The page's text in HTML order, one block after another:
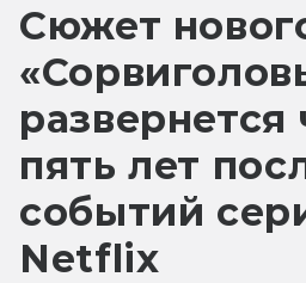
Сюжет
развернется
пять лет
событий
Netflix